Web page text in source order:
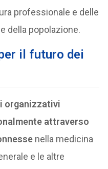
professionale e delle
della popolazione.
il futuro dei
organizzativi
attraverso
nella medicina
e le altre